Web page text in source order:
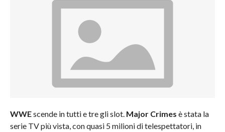
WWEscende in tutti e tre gli slot. Major Crimes è stata la
serie TV più vista, con quasi 5 milioni di telespettatori, in